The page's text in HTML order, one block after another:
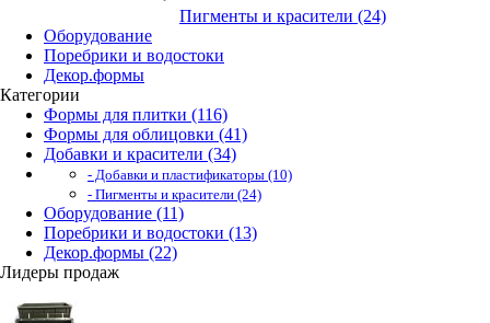
Пигменты и красители (24)
Оборудование
Поребрики и водостоки
Декор.формы
Категории
Формы для плитки (116)
Формы для облицовки (41)
Добавки и красители (34)
- Добавки и пластификаторы (10)
- Пигменты и красители (24)
Оборудование (11)
Поребрики и водостоки (13)
Декор.формы (22)
Лидеры продаж